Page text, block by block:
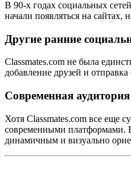
В 90-х годах социальных
начали появляться на
Другие ранние
Classmates.com не была
добавление друзей и
Современная аудитория
Хотя Classmates.com все еще
современными платформами.
динамичным и визуально